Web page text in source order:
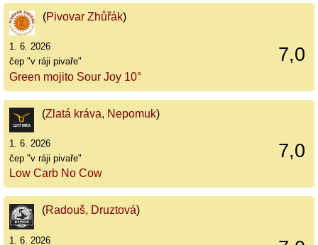
(Pivovar Zhůřák)
7,0
1. 6. 2026
čep "v ráji pivaře"
Green mojito Sour Joy 10°
(Zlatá kráva, Nepomuk)
7,0
1. 6. 2026
čep "v ráji pivaře"
Low Carb No Cow
(Radouš, Druztová)
1. 6. 2026